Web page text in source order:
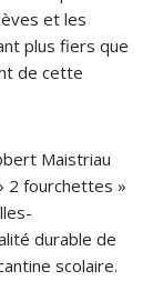
et les
plus fiers que
de cette
Maistriau
2 fourchettes »
durable de
scolaire.